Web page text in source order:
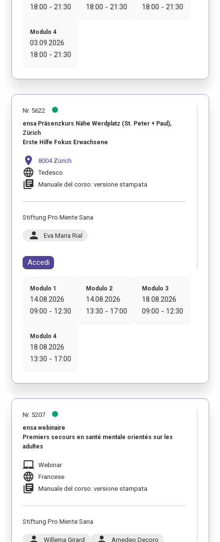
18:00 - 21:30
18:00 - 21:30
18:00 - 21:30
Modulo 4
03.09.2026
18:00 - 21:30
Nr. 5622
ensa Präsenzkurs Nähe Werdplatz (St. Peter + Paul),
Zürich
Erste Hilfe Fokus Erwachsene
location_on 8004 Zürich
language Tedesco
library_books Manuale del corso: versione stampata
Stiftung Pro Mente Sana
person Eva Maria Rial
Accedi
Modulo 1
14.08.2026
09:00 - 12:30
Modulo 2
14.08.2026
13:30 - 17:00
Modulo 3
18.08.2026
09:00 - 12:30
Modulo 4
18.08.2026
13:30 - 17:00
Nr. 5207
ensa webinaire
Premiers secours en santé mentale orientés sur les
adultes
laptop_mac Webinar
language Francese
library_books Manuale del corso: versione stampata
Stiftung Pro Mente Sana
Willema Girard Amedeo Decoro